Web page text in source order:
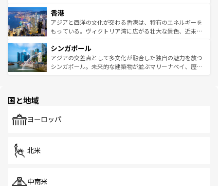
とつ。フォーやバインミー、ベトナムコーヒーなどは、ぜ
ひ現地で味わいたい。どの地域を訪れてもあたたかい人々
が旅行者を迎えてくれるので、きっと忘れられない旅にな
参照してほしい。
の活気が交差している。北部ではチェンマイなどの山岳地
帯で自然と触れ合い、南部ではプーケットやクラビの美し
いビーチでリゾート気分を楽しむことができる。タイ料理
激する。気候は一年中温暖で、どの季節にも異なる楽しみ
が待っている。親しみやすいタイの人々、仏教を中心とし
た文化、そして多様な観光資源が、訪れる旅人を魅了し続
香港
アジアと西洋の文化が交わる香港は、特有のエネルギーを
もっている。ヴィクトリア湾に広がる壮大な景色、近未来
み、どこを訪れても感動するはず。観光スポットが密集し
ており、効率よく見どころを回れるのも魅力。息をのむよ
うな絶景から文化的な体験まで、香港を存分に楽しみ尽く
シンガポール
アジアの交差点として多文化が融合した独自の魅力を放つ
シンガポール。未来的な建築物が並ぶマリーナベイ、歴史
で、ホーカーズは地元の風情を楽しめる外せないスポット
国と地域
ヨーロッパ
北米
中南米